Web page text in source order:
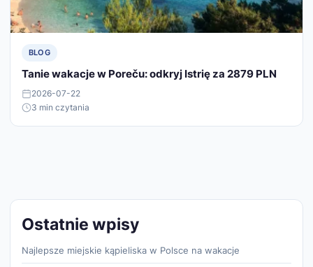
BLOG
Tanie wakacje w Poreču: odkryj Istrię za 2879 PLN
2026-07-22
3 min czytania
Ostatnie wpisy
Najlepsze miejskie kąpieliska w Polsce na wakacje